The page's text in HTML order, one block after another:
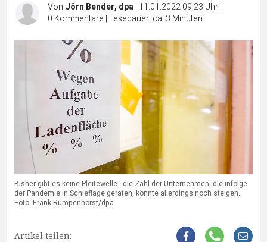
Von Jörn Bender, dpa| 11.01.2022 09:23 Uhr|
0 Kommentare | Lesedauer: ca. 3 Minuten
Bisher gibt es keine Pleitewelle - die Zahl der Unternehmen, die infolge
der Pandemie in Schieflage geraten, könnte allerdings noch steigen.
Foto: Frank Rumpenhorst/dpa
Artikel teilen: